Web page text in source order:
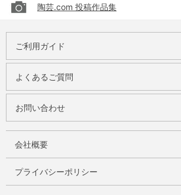
陶芸.com 投稿作品集
ご利用ガイド
よくあるご質問
お問い合わせ
会社概要
プライバシーポリシー